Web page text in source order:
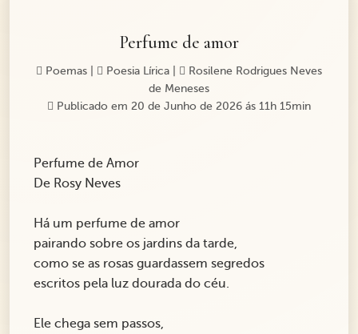
Perfume de amor
Poemas Poesia Lírica
Rosilene Rodrigues Neves
de Meneses
Publicado em 20 de Junho de 2026 ás 11h 15min
Perfume de Amor
De Rosy Neves
Há um perfume de amor
pairando sobre os jardins da tarde,
como se as rosas guardassem segredos
escritos pela luz dourada do céu.
Ele chega sem passos,